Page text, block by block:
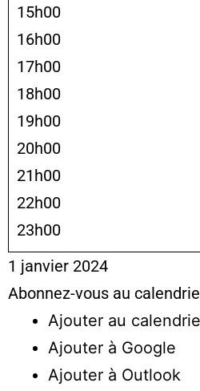
15h00
16h00
17h00
18h00
19h00
20h00
21h00
22h00
23h00
1 janvier 2024
Abonnez-vous au
Ajouter au
Ajouter à Google
Ajouter à Outlook